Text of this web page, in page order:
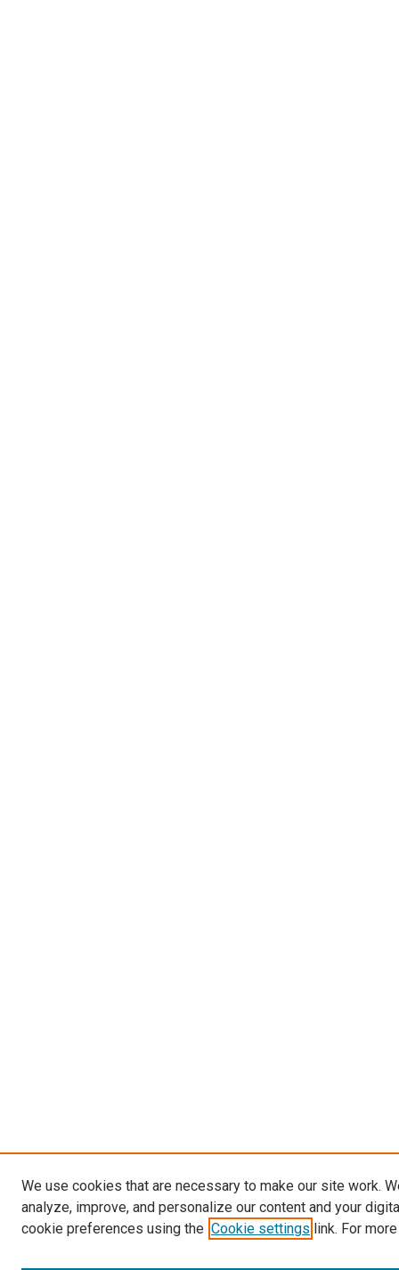
We use cookies that are necessary to make our site work.
analyze, improve, and personalize our content and your
cookie preferences using the Cookie settings link. For